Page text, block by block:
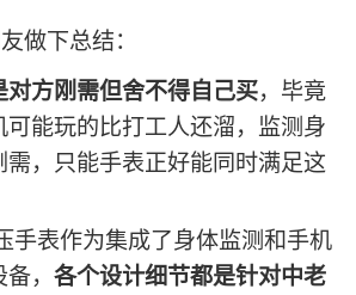
做下总结：
方刚需但舍不得自己买，毕竟
可能玩的比打工人还溜，监测身
，只能手表正好能同时满足这
手表作为集成了身体监测和手机
， 各个设计细节都是针对中老